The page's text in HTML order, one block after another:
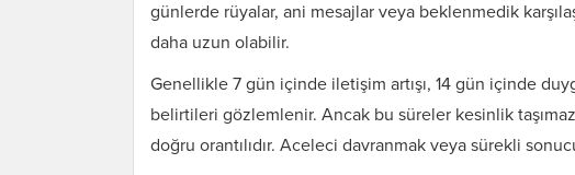
günlerde rüyalar, ani mesajlar veya beklenmedik
daha uzun olabilir.
Genellikle 7 gün içinde iletişim artışı, 14 gün içinde
belirtileri gözlemlenir. Ancak bu süreler kesinlik
doğru orantılıdır. Aceleci davranmak veya sürekli